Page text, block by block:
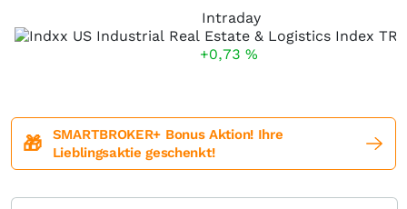
Intraday
+0,73 %
🎁
SMARTBROKER+ Bonus Aktion! Ihre
Lieblingsaktie geschenkt!